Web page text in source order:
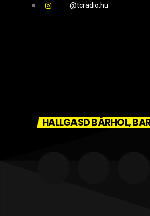
@tcradio.hu
HALLGASD BÁRHOL,